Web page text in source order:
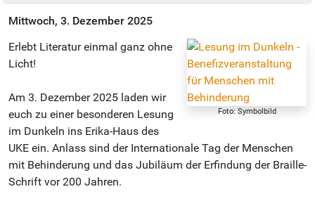
Mittwoch, 3. Dezember 2025
Foto: Symbolbild
Erlebt Literatur einmal ganz ohne
Licht!
Am 3. Dezember 2025 laden wir
euch zu einer besonderen Lesung
im Dunkeln ins Erika-Haus des
UKE ein. Anlass sind der Internationale Tag der Menschen
mit Behinderung und das Jubiläum der Erfindung der Braille-
Schrift vor 200 Jahren.